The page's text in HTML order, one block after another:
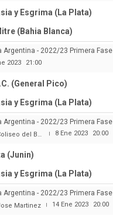
y Esgrima (La Plata)
(Bahia Blanca)
Argentina - 2022/23 Primera Fase
2023 21:00
(General Pico)
y Esgrima (La Plata)
Argentina - 2022/23 Primera Fase
del Boulevard | 8 Ene 2023 20:00
(Junin)
y Esgrima (La Plata)
Argentina - 2022/23 Primera Fase
Martinez | 14 Ene 2023 20:00